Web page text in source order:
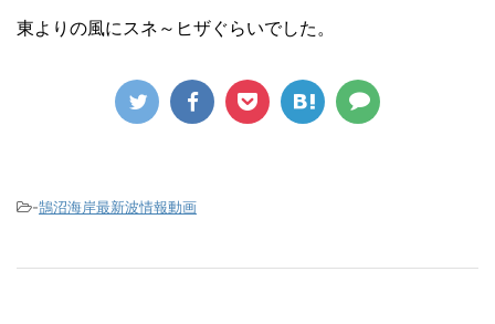
東よりの風にスネ～ヒザぐらいでした。
-鵠沼海岸最新波情報動画